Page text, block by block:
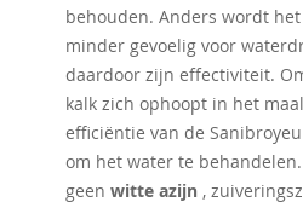
behouden. Anders wordt
minder gevoelig voor
daardoor zijn effectiviteit.
kalk zich ophoopt in het
efficiëntie van de
om het water te
geen witte azijn ,